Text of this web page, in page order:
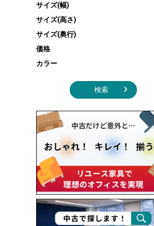
オフィスアクセサリーその他
ソファ
シェルフ
ダストボックス（ゴミ箱）
インテリア家具その他
エアコン
照明機器
季節家電
その他キッチン家電・オフィ
サイズ(幅)
サイズ(高さ)
サイズ(奥行)
価格
カラー
検索